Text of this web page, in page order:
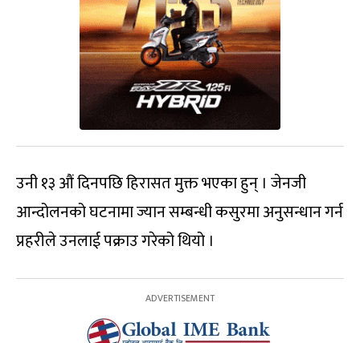
उनी १३ औं दिनपछि हिरासत मुक्त भएका हुन् । जेनजी
आन्दोलनको घटनामा ज्यान सम्बन्धी कसुरमा अनुसन्धान गर्न
प्रहरीले उनलाई पक्राउ गरेको थियो ।